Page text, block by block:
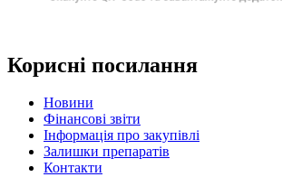
Корисні посилання
Новини
Фінансові звіти
Інформація про закупівлі
Залишки препаратів
Контакти